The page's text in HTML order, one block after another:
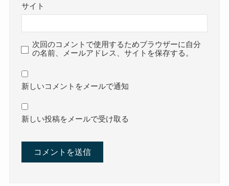
サイト
次回のコメントで使用するためブラウザーに自分
の名前、メールアドレス、サイトを保存する。
新しいコメントをメールで通知
新しい投稿をメールで受け取る